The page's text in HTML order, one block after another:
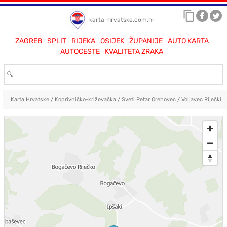
karta-hrvatske.com.hr
ZAGREB SPLIT RIJEKA OSIJEK ŽUPANIJE
AUTO KARTA
AUTOCESTE
KVALITETA ZRAKA
Karta Hrvatske/ Koprivničko-križevačka/ Sveti Petar Orehovec/ Voljavec Riječki